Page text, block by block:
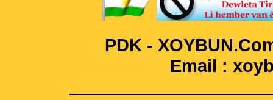
PDK -
Email :